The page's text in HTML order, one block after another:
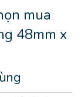
mua
48mm x